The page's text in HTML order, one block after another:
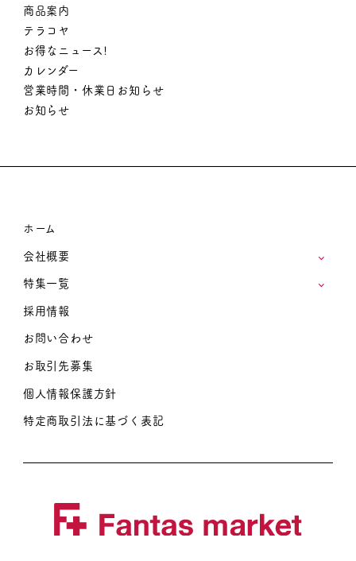
商品案内
テラコヤ
お得なニュース!
カレンダー
営業時間・休業日お知らせ
お知らせ
ホーム
会社概要
特集一覧
採用情報
お問い合わせ
お取引先募集
個人情報保護方針
特定商取引法に基づく表記